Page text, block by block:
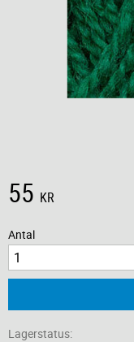
55 KR
Antal
Lagerstatus